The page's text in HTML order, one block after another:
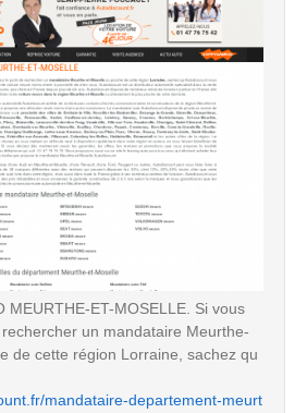
MEURTHE-ET-MOSELLE. Si vous
un mandataire Meurthe-
de cette région Lorraine, sachez qu
mandataire-departement-meurt